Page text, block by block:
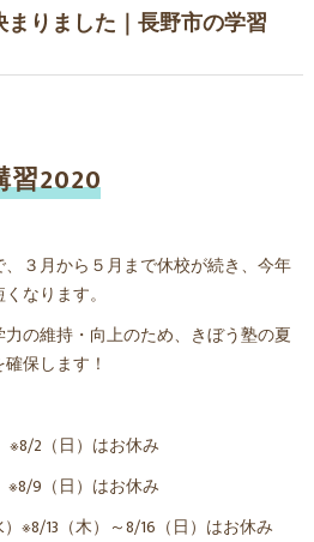
りました｜長野市の学習
習2020
３月から５月まで休校が続き、今年
なります。
の維持・向上のため、きぼう塾の夏
保します！
※8/2（日）はお休み
※8/9（日）はお休み
※8/13（木）～8/16（日）はお休み